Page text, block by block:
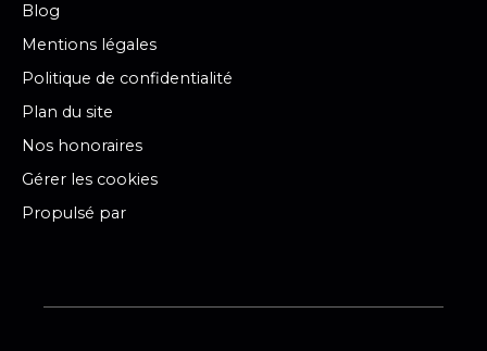
Blog
Mentions légales
Politique de confidentialité
Plan du site
Nos honoraires
Gérer les cookies
Propulsé par